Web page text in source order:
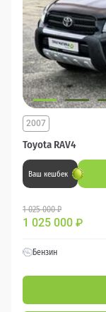
Toyota RAV4
2007
Ваш кешбек
1 025 000 ₽
1 025 000 ₽
Бензин